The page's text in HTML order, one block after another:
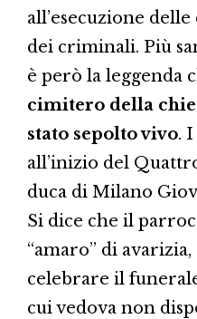
all’esecuzione
dei criminali. Più
è però la leggenda
cimitero della
stato sepolto vivo.
all’inizio del
duca di Milano
Si dice che il
“amaro” di
celebrare il
cui vedova non